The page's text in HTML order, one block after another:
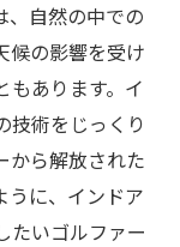
尾のCaddy最
ーター
性
、自然の中での
候の影響を受け
もあります。イ
技術をじっくり
から解放された
うに、インドア
たいゴルファー